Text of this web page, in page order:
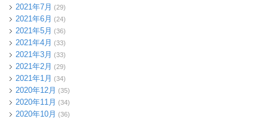
2021年7月 (29)
2021年6月 (24)
2021年5月 (36)
2021年4月 (33)
2021年3月 (33)
2021年2月 (29)
2021年1月 (34)
2020年12月 (35)
2020年11月 (34)
2020年10月 (36)